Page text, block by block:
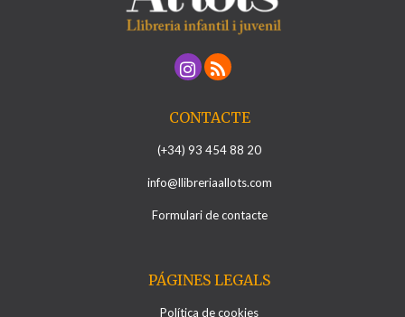
CONTACTE
(+34) 93 454 88 20
info@llibreriaallots.com
Formulari de contacte
PÁGINES LEGALS
Política de cookies